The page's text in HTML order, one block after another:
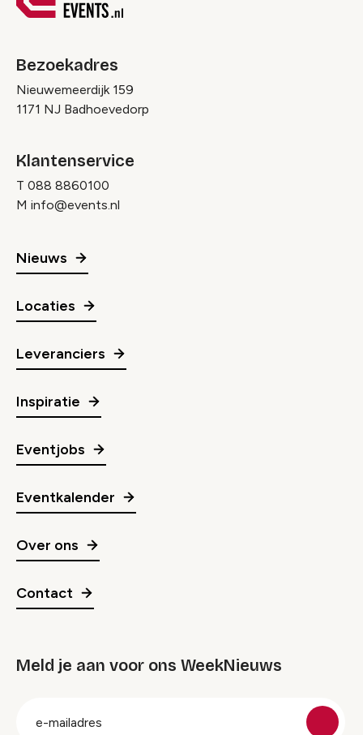
Bezoekadres
Nieuwemeerdijk 159
1171 NJ Badhoevedorp
Klantenservice
T 088 8860100
M info@events.nl
Nieuws
Locaties
Leveranciers
Inspiratie
Eventjobs
Eventkalender
Over ons
Contact
Meld je aan voor ons WeekNieuws